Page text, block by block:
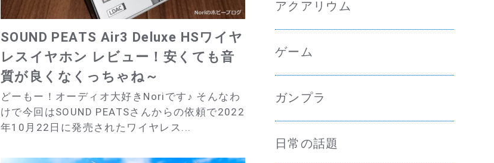
SOUND PEATS Air3 Deluxe HSワイヤ
レスイヤホン レビュー！安くても音
質が良くなくっちゃね～
どーもー！オーディオ大好きNoriです♪ そんなわ
けで今回はSOUND PEATSさんからの依頼で2022
年10月22日に発売されたワイヤレス...
アクアリウム
ゲーム
ガンプラ
日常の話題